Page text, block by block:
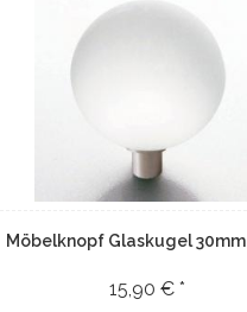
Möbelknopf Glaskugel
15,90 € *